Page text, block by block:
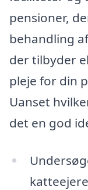
pensioner,
behandling
der tilbyder
pleje for din
Uanset
det en god
katteejere